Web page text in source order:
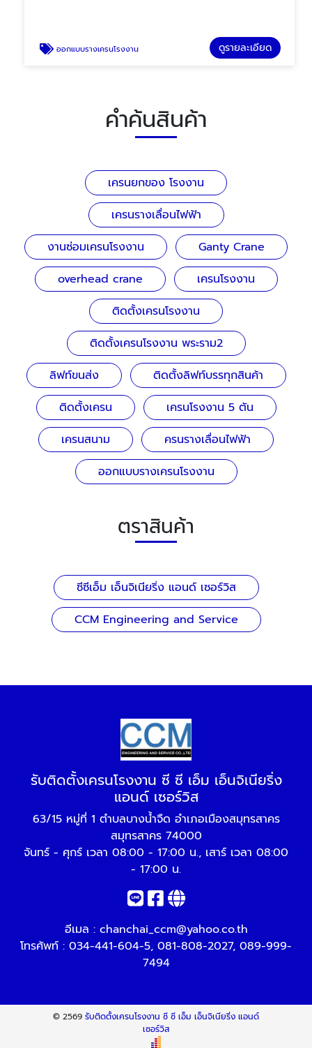
ออกแบบรางเครนโรงงาน ดูรายละเอียด
คำค้นสินค้า
เครนยกของ โรงงาน
เครนรางเลื่อนไฟฟ้า
งานซ่อมเครนโรงงาน
Ganty Crane
overhead crane
เครนโรงงาน
ติดตั้งเครนโรงงาน
ติดตั้งเครนโรงงาน พระราม2
ลิฟท์ขนส่ง
ติดตั้งลิฟท์บรรทุกสินค้า
ติดตั้งเครน
เครนโรงงาน 5 ตัน
เครนสนาม
ครนรางเลื่อนไฟฟ้า
ออกแบบรางเครนโรงงาน
ตราสินค้า
ซีซีเอ็ม เอ็นจิเนียริ่ง แอนด์ เซอร์วิส
CCM Engineering and Service
รับติดตั้งเครนโรงงาน ซี ซี เอ็ม เอ็นจิเนียริ่ง
แอนด์ เซอร์วิส
63/15 หมู่ที่ 1 ตำบลบางน้ำจืด อำเภอเมืองสมุทรสาคร
สมุทรสาคร 74000
จันทร์ - ศุกร์ เวลา 08:00 - 17:00 น., เสาร์ เวลา 08:00
- 17:00 น.
อีเมล : chanchai_ccm@yahoo.co.th
โทรศัพท์ : 034-441-604-5, 081-808-2027, 089-999-
7494
© 2569 รับติดตั้งเครนโรงงาน ซี ซี เอ็ม เอ็นจิเนียริ่ง แอนด์
เซอร์วิส